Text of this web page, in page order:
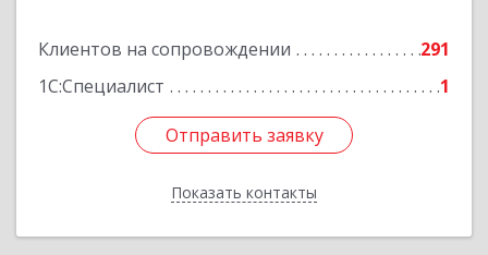
Клиентов на сопровождении
291
1С:Специалист
1
Отправить заявку
Показать контакты
Подробнее
Отправить заявку
Назад